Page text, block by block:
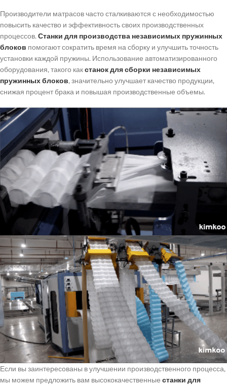
Производители матрасов часто сталкиваются с необходимостью
повысить качество и эффективность своих производственных
процессов.Станки для производства независимых пружинных
блоков помогают сократить время на сборку и улучшить точность
установки каждой пружины. Использование автоматизированного
оборудования, такого какстанок для сборки независимых
пружинных блоков, значительно улучшает качество продукции,
снижая процент брака и повышая производственные объемы.
Если вы заинтересованы в улучшении производственного процесса,
мы можем предложить вам высококачественные станки для